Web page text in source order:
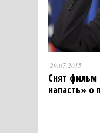
29.07.2015
Снят фильм
напасть» о